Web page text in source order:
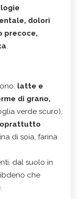
dolori
precoce,
.
latte e
di grano,
verde scuro),
di soia, farina
dal suolo in
che